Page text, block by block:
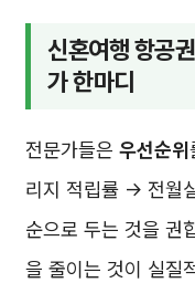
신혼여행 항공
가 한마디
전문가들은 우선순위
리지 적립률 → 전월
순으로 두는 것을 권
을 줄이는 것이 실질